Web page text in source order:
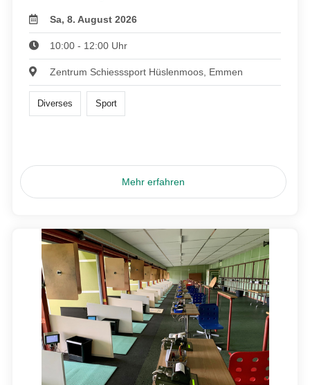
Sa, 8. August 2026
10:00 - 12:00 Uhr
Zentrum Schiesssport Hüslenmoos, Emmen
Diverses Sport
Mehr erfahren